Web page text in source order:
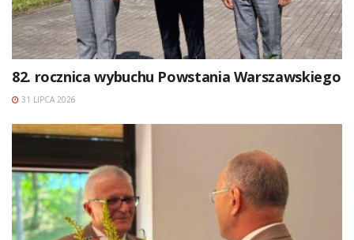
82. rocznica wybuchu Powstania Warszawskiego
31 LIPCA 2026